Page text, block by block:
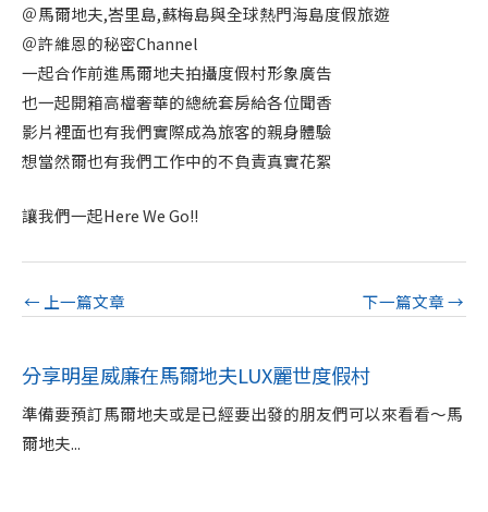
＠馬爾地夫,峇里島,蘇梅島與全球熱門海島度假旅遊
＠許維恩的秘密Channel
一起合作前進馬爾地夫拍攝度假村形象廣告
也一起開箱高檔奢華的總統套房給各位聞香
影片裡面也有我們實際成為旅客的親身體驗
想當然爾也有我們工作中的不負責真實花絮
讓我們一起Here We Go!!
← 上一篇文章 下一篇文章→
分享明星威廉在馬爾地夫LUX麗世度假村
準備要預訂馬爾地夫或是已經要出發的朋友們可以來看看～馬
爾地夫...